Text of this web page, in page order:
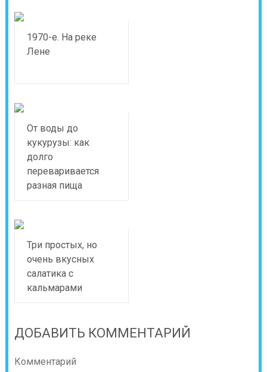
1970-е. На реке
Лене
От воды до
кукурузы: как
долго
переваривается
разная пища
Три простых, но
очень вкусных
салатика с
кальмарами
ДОБАВИТЬ КОММЕНТАРИЙ
Комментарий